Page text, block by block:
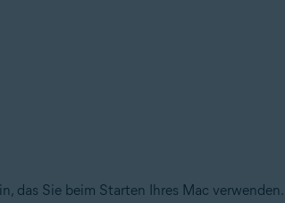
das Sie beim Starten Ihres Mac